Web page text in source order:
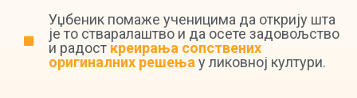
Уџбеник помаже ученицима да открију шта
је то стваралаштво и да осете задовољство
и радост креирања сопствених
оригиналних решења у ликовној култури.